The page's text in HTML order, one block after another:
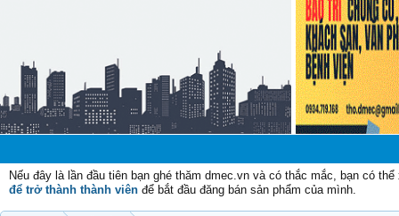
Nếu đây là lần đầu tiên bạn ghé thăm dmec.vn và có thắc mắc, bạn có
để trở thành thành viên để bắt đầu đăng bán sản phẩm của mình.